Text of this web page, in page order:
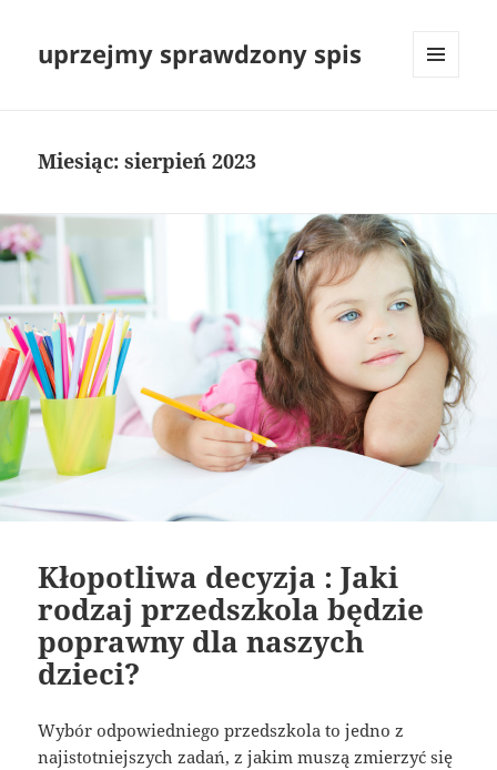
uprzejmy sprawdzony spis
Miesiąc:sierpień 2023
Kłopotliwa decyzja : Jaki
rodzaj przedszkola będzie
poprawny dla naszych
dzieci?
Wybór odpowiedniego przedszkola to jedno z
najistotniejszych zadań, z jakim muszą zmierzyć się